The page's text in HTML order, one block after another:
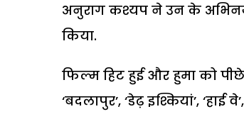
अनुराग कश्यप ने उन के
किया.
फिल्म हिट हुई और हुमा को
‘बदलापुर’, ‘डेढ़ इश्कियां’,